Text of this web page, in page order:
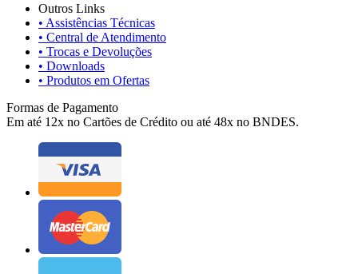
Outros Links
• Assistências Técnicas
• Central de Atendimento
• Trocas e Devoluções
• Downloads
• Produtos em Ofertas
Formas de Pagamento
Em até 12x no Cartões de Crédito ou até 48x no BNDES.